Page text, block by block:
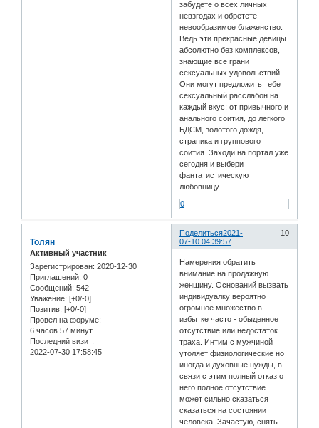
забудете о всех личных
невзгодах и обретете
невообразимое блаженство.
Ведь эти прекрасные девицы
абсолютно без комплексов,
знающие все грани
сексуальных удовольствий.
Они могут предложить тебе
сексуальный расслабон на
каждый вкус: от привычного и
анального соития, до легкого
БДСМ, золотого дождя,
страпика и группового
соития. Заходи на портал уже
сегодня и выбери
фантатистическую
любовницу.
0
Поделиться 10
2021-
07-10 04:39:57
Толян
Активный участник
Зарегистрирован: 2020-12-30
Приглашений: 0
Сообщений: 542
Уважение: [+0/-0]
Позитив: [+0/-0]
Провел на форуме:
6 часов 57 минут
Последний визит:
2022-07-30 17:58:45
Намерения обратить
внимание на продажную
женщину. Оснований вызвать
индивидуалку вероятно
огромное множество в
избытке часто - обыденное
отсутствие или недостаток
траха. Интим с мужчиной
утоляет физиологические но
иногда и духовные нужды, в
связи с этим полный отказ о
него полное отсутствие
может сильно сказаться
сказаться на состоянии
человека. Зачастую, снять